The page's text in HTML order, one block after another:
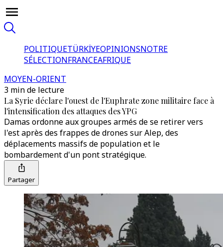
POLITIQUETÜRKİYEOPINIONSNOTRE
SÉLECTIONFRANCEAFRIQUE
MOYEN-ORIENT
3 min de lecture
La Syrie déclare l'ouest de l'Euphrate zone militaire face à
l'intensification des attaques des YPG
Damas ordonne aux groupes armés de se retirer vers
l'est après des frappes de drones sur Alep, des
déplacements massifs de population et le
bombardement d'un pont stratégique.
Partager